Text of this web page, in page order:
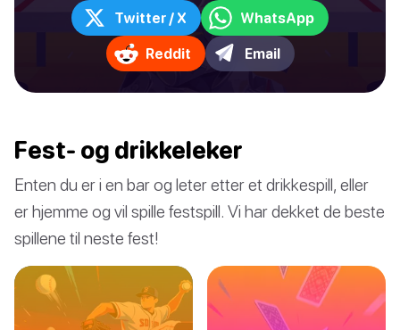
Twitter / X WhatsApp
Reddit Email
Fest- og drikkeleker
Enten du er i en bar og leter etter et drikkespill, eller
er hjemme og vil spille festspill. Vi har dekket de beste
spillene til neste fest!